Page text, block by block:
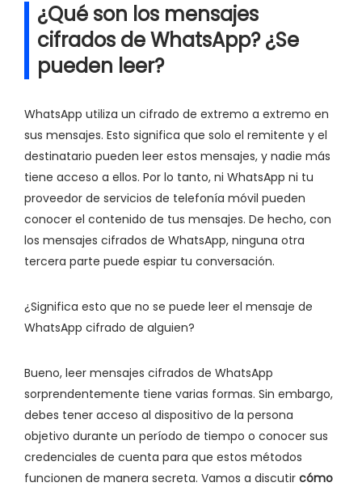
¿Qué son los mensajes
cifrados de WhatsApp? ¿Se
pueden leer?
WhatsApp utiliza un cifrado de extremo a extremo en
sus mensajes. Esto significa que solo el remitente y el
destinatario pueden leer estos mensajes, y nadie más
tiene acceso a ellos. Por lo tanto, ni WhatsApp ni tu
proveedor de servicios de telefonía móvil pueden
conocer el contenido de tus mensajes. De hecho, con
los mensajes cifrados de WhatsApp, ninguna otra
tercera parte puede espiar tu conversación.
¿Significa esto que no se puede leer el mensaje de
WhatsApp cifrado de alguien?
Bueno, leer mensajes cifrados de WhatsApp
sorprendentemente tiene varias formas. Sin embargo,
debes tener acceso al dispositivo de la persona
objetivo durante un período de tiempo o conocer sus
credenciales de cuenta para que estos métodos
funcionen de manera secreta. Vamos a discutir cómo